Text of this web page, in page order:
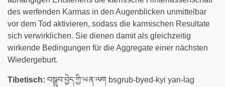
des werfenden Karmas in den Augenblicken unmittelbar
vor dem Tod aktivieren, sodass die karmischen Resultate
sich verwirklichen. Sie dienen damit als gleichzeitig
wirkende Bedingungen für die Aggregate einer nächsten
Wiedergeburt.
Tibetisch: བསྒྲུབ་བྱེད་ཀྱི་ཡན་ལག bsgrub-byed-kyi yan-lag